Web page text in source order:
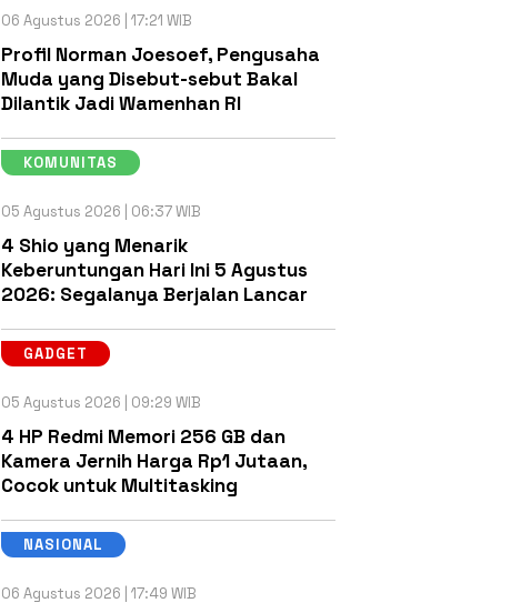
06 Agustus 2026 | 17:21 WIB
Profil Norman Joesoef, Pengusaha
Muda yang Disebut-sebut Bakal
Dilantik Jadi Wamenhan RI
KOMUNITAS
05 Agustus 2026 | 06:37 WIB
4 Shio yang Menarik
Keberuntungan Hari Ini 5 Agustus
2026: Segalanya Berjalan Lancar
GADGET
05 Agustus 2026 | 09:29 WIB
4 HP Redmi Memori 256 GB dan
Kamera Jernih Harga Rp1 Jutaan,
Cocok untuk Multitasking
NASIONAL
06 Agustus 2026 | 17:49 WIB